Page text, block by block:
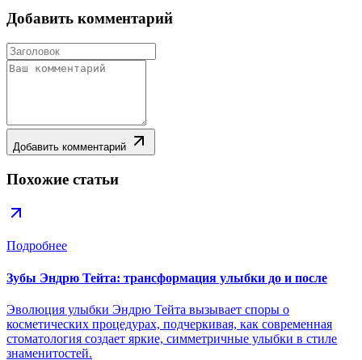
Добавить комментарий
Добавить комментарий
Похожие статьи
Подробнее
Зубы Эндрю Тейта: трансформация улыбки до и после
Эволюция улыбки Эндрю Тейта вызывает споры о
косметических процедурах, подчеркивая, как современная
стоматология создает яркие, симметричные улыбки в стиле
знаменитостей.